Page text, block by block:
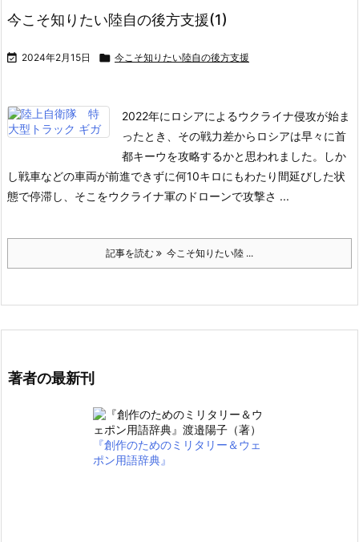
今こそ知りたい陸自の後方支援(1)
 2024年2月15日  今こそ知りたい陸自の後方支援
2022年にロシアによるウクライナ侵攻が始ま
ったとき、その戦力差からロシアは早々に首
都キーウを攻略するかと思われました。しか
し戦車などの車両が前進できずに何10キロにもわたり間延びした状
態で停滞し、そこをウクライナ軍のドローンで攻撃さ ...
記事を読む 今こそ知りたい陸 ...
著者の最新刊
『創作のためのミリタリー＆ウェ
ポン用語辞典』